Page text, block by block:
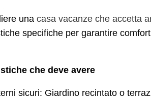
una casa vacanze che accetta
specifiche per garantire
che deve avere
sicuri: Giardino recintato o